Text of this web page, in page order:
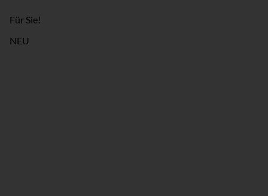
Für Sie!
NEU